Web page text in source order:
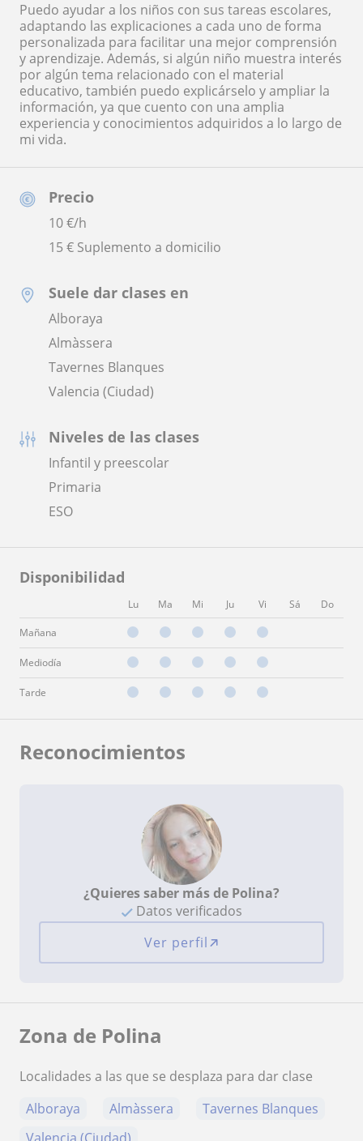
Precio
10€/h
15 € Suplemento a domicilio
Suele dar clases en
Alboraya
Almàssera
Tavernes Blanques
Valencia (Ciudad)
Niveles de las clases
Infantil y preescolar
Primaria
ESO
Disponibilidad
Lu Ma Mi Ju Vi Sá Do
Mañana
Mediodía
Tarde
Puedo ayudar a los niños con sus tareas escolares,
adaptando las explicaciones a cada uno de forma
personalizada para facilitar una mejor comprensión
y aprendizaje. Además, si algún niño muestra interés
por algún tema relacionado con el material
educativo, también puedo explicárselo y ampliar la
información, ya que cuento con una amplia
experiencia y conocimientos adquiridos a lo largo de
mi vida.
Reconocimientos
¿Quieres saber más de Polina?
Datos verificados
Ver perfil
Zona de Polina
Localidades a las que se desplaza para dar clase
Alboraya
Almàssera
Tavernes Blanques